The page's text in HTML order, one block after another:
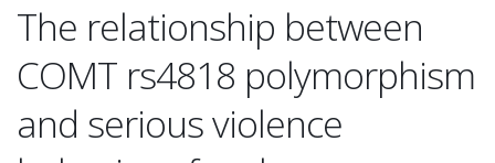
The relationship between
COMT rs4818 polymorphism
and serious violence